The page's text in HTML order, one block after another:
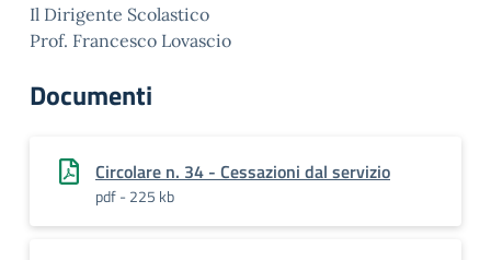
Il Dirigente Scolastico
Prof. Francesco Lovascio
Documenti
Circolare n. 34 - Cessazioni dal servizio
pdf - 225 kb